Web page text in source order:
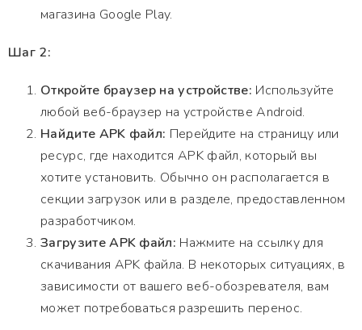
магазина Google Play.
Шаг 2:
Откройте браузер на устройстве: Используйте
любой веб-браузер на устройстве Android.
Найдите APK файл: Перейдите на страницу или
ресурс, где находится APK файл, который вы
хотите установить. Обычно он располагается в
секции загрузок или в разделе, предоставленном
разработчиком.
Загрузите APK файл: Нажмите на ссылку для
скачивания APK файла. В некоторых ситуациях, в
зависимости от вашего веб-обозревателя, вам
может потребоваться разрешить перенос.